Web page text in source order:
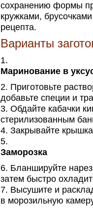
сохранению формы
кружками,
рецепта.
Варианты
Маринование в
Приготовьте
добавьте специи и
Обдайте кабачки
стерилизованным
Закрывайте
Заморозка
Бланшируйте
затем быстро
Высушите и
в морозильную